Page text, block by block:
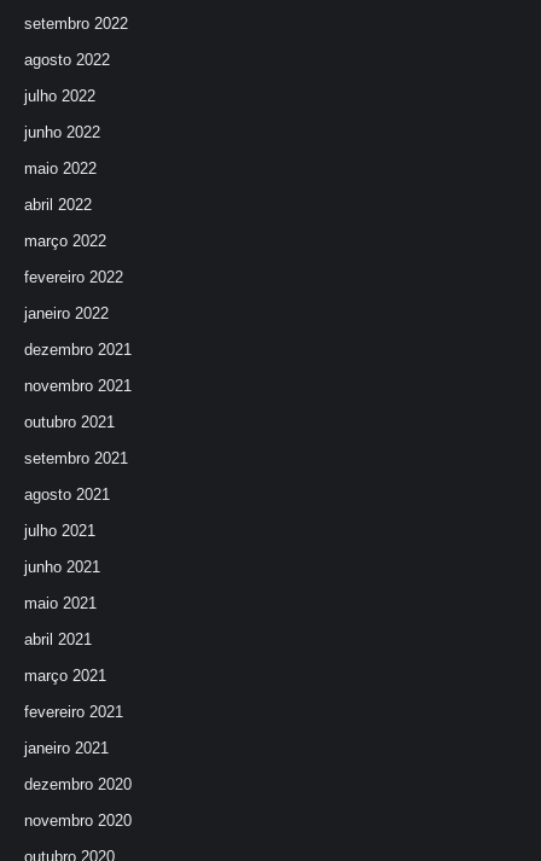
setembro 2022
agosto 2022
julho 2022
junho 2022
maio 2022
abril 2022
março 2022
fevereiro 2022
janeiro 2022
dezembro 2021
novembro 2021
outubro 2021
setembro 2021
agosto 2021
julho 2021
junho 2021
maio 2021
abril 2021
março 2021
fevereiro 2021
janeiro 2021
dezembro 2020
novembro 2020
outubro 2020